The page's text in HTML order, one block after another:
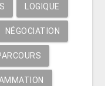
LOGIQUE
NÉGOCIATION